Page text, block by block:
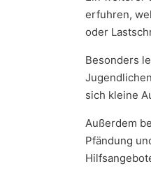
erfuhren,
oder
Besonders
sich kleine
Außerdem
Pfändung